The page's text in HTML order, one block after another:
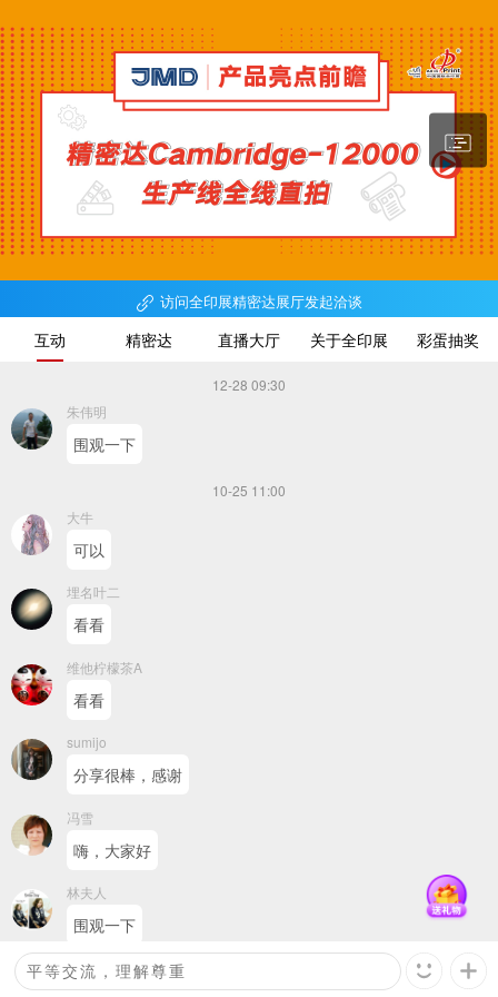
3869
访问全印展精密达展厅发起洽谈
互动 精密达 直播大厅 关于全印展 彩蛋抽奖
12-28 09:30
朱伟明
围观一下
10-25 11:00
大牛
可以
埋名叶二
看看
维他柠檬茶A
看看
sumijo
分享很棒，感谢
冯雪
嗨，大家好
林夫人
围观一下
明珍